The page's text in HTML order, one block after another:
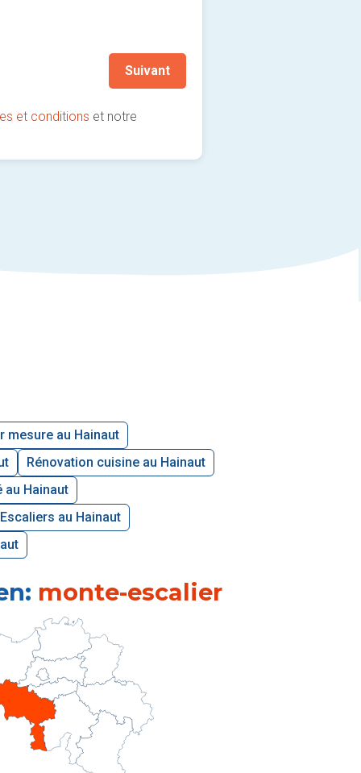
Suivant
et conditions et notre
mesure au Hainaut
Rénovation cuisine au Hainaut
au Hainaut
Escaliers au Hainaut
monte-escalier